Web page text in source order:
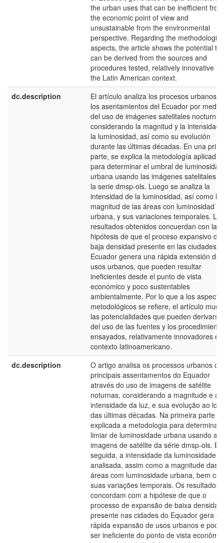
the urban uses that can be inefficient from
the economic point of view and
unsustainable from the environmental
perspective. Regarding the
aspects, the article shows the potential
can be derived from the sources and
procedures tested, relatively innovative in
the Latin American context.
dc.description
El artículo analiza los procesos urbanos
los asentamientos del Ecuador por medio
del uso de imágenes satelitales
considerando la magnitud y la intensidad
la luminosidad, así como su evolución
durante las últimas décadas. En una
parte, se explica la metodología aplicada
para determinar el umbral de luminosidad
urbana usando las imágenes satelitales
la serie dmsp-ols. Luego se analiza la
intensidad de la luminosidad, así como la
magnitud de las áreas con luminosidad
urbana, y sus variaciones temporales. Los
resultados obtenidos concuerdan con la
hipótesis de que el proceso expansivo de
baja densidad presente en las ciudades
Ecuador genera una rápida extensión de
usos urbanos, que pueden resultar
ineficientes desde el punto de vista
económico y poco sustentables
ambientalmente. Por lo que a los
metodológicos se refiere, el artículo
las potencialidades que pueden derivarse
del uso de las fuentes y los
ensayados, relativamente innovadores
contexto latinoamericano.
dc.description
O artigo analisa os processos urbanos
principais assentamentos do Equador
através do uso de imagens de satélite
noturnas, considerando a magnitude e a
intensidade da luz, e sua evolução ao
das últimas décadas. Na primeira parte é
explicada a metodologia para determinar
limiar de luminosidade urbana usando as
imagens de satélite da série dmsp-ols.
seguida, a intensidade da luminosidade é
analisada, assim como a magnitude das
áreas com luminosidade urbana, bem
suas variações temporais. Os resultados
concordam com a hipótese de que o
processo de expansão de baixa
presente nas cidades do Equador gera
rápida expansão de usos urbanos e pode
ser ineficiente do ponto de vista